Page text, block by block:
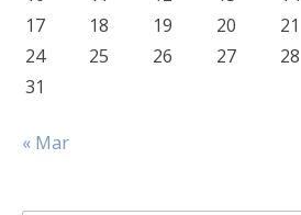
17
18 19 20 21
24
25 26 27 28
31
« Mar